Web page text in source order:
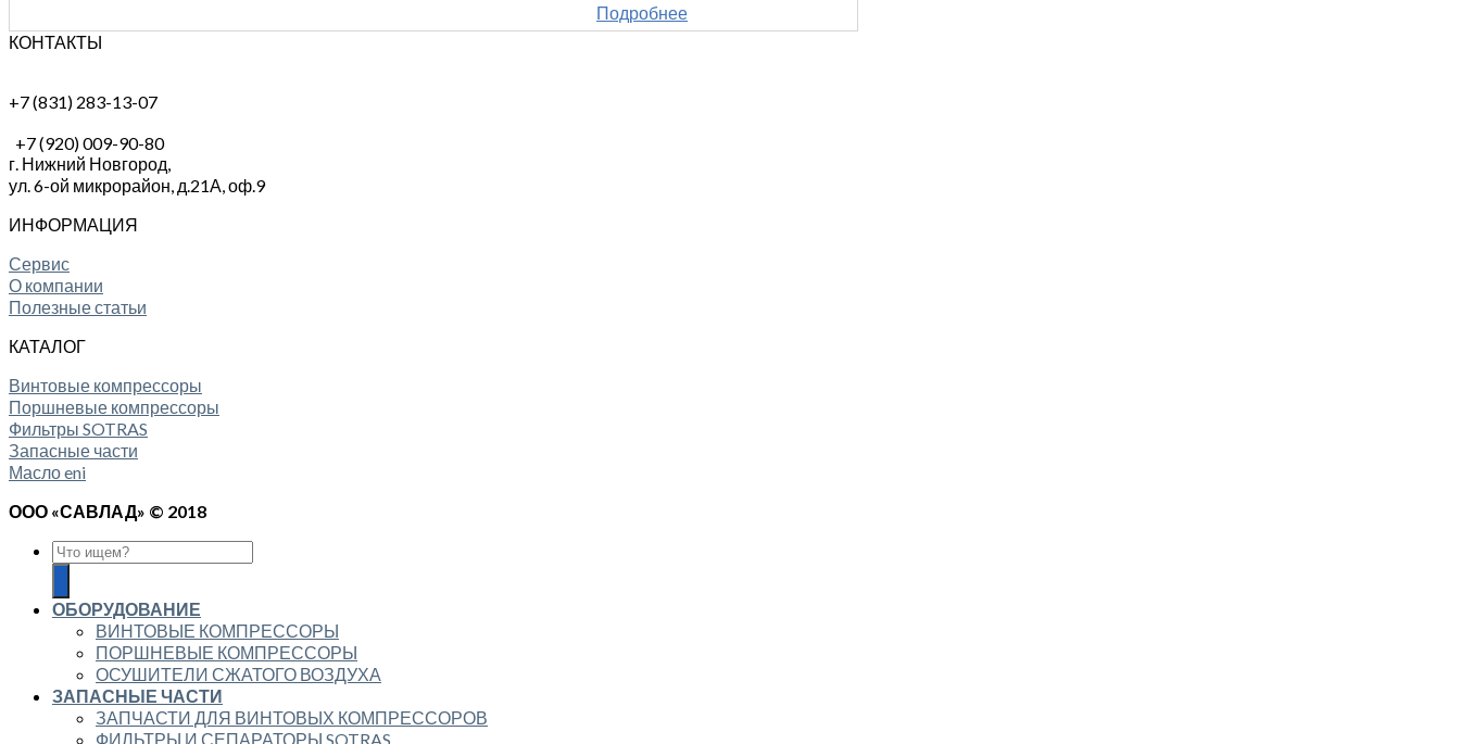
Подробнее
КОНТАКТЫ
+7 (831) 283-13-07
+7 (920) 009-90-80
г. Нижний Новгород,
ул. 6-ой микрорайон, д.21А, оф.9
ИНФОРМАЦИЯ
Сервис
О компании
Полезные статьи
КАТАЛОГ
Винтовые компрессоры
Поршневые компрессоры
Фильтры SOTRAS
Запасные части
Масло eni
ООО «САВЛАД» © 2018
ОБОРУДОВАНИЕ
ВИНТОВЫЕ КОМПРЕССОРЫ
ПОРШНЕВЫЕ КОМПРЕССОРЫ
ОСУШИТЕЛИ СЖАТОГО ВОЗДУХА
ЗАПАСНЫЕ ЧАСТИ
ЗАПЧАСТИ ДЛЯ ВИНТОВЫХ КОМПРЕССОРОВ
ФИЛЬТРЫ И СЕПАРАТОРЫ SOTRAS